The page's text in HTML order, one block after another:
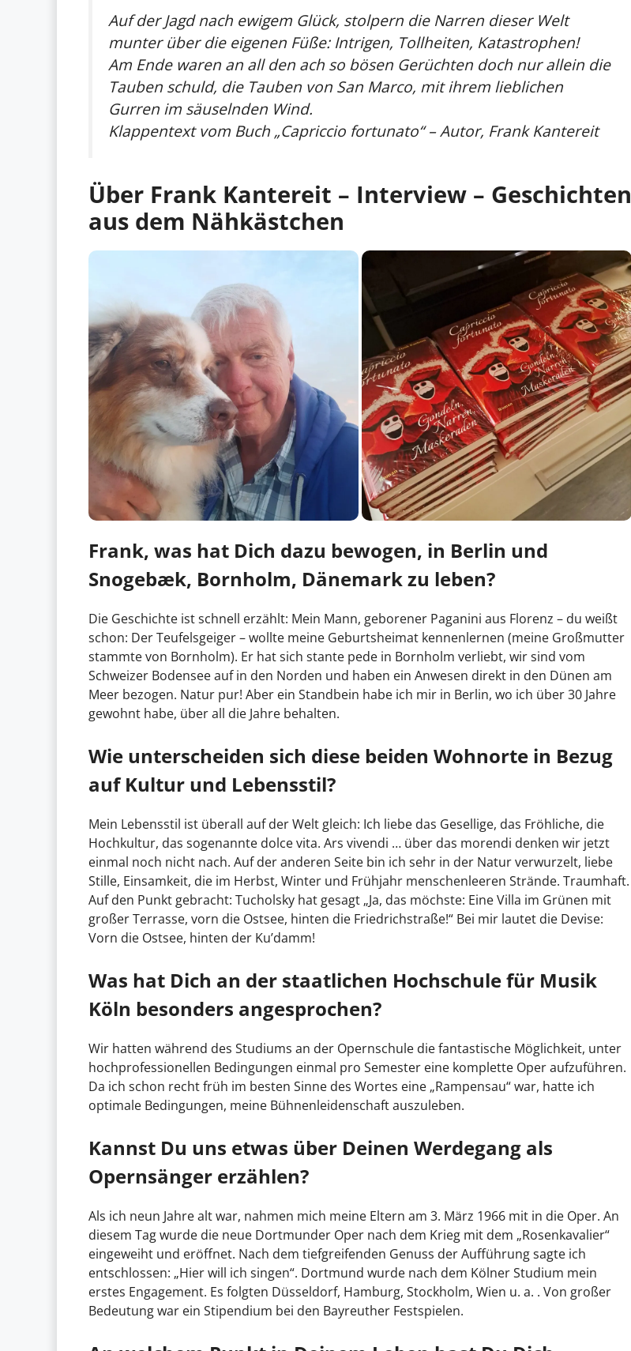
Auf der Jagd nach ewigem Glück, stolpern die Narren dieser Welt
munter über die eigenen Füße: Intrigen, Tollheiten, Katastrophen!
Am Ende waren an all den ach so bösen Gerüchten doch nur allein die
Tauben schuld, die Tauben von San Marco, mit ihrem lieblichen
Gurren im säuselnden Wind.
Klappentext vom Buch „Capriccio fortunato“ – Autor, Frank Kantereit
Über Frank Kantereit – Interview – Geschichten
aus dem Nähkästchen
Frank, was hat Dich dazu bewogen, in Berlin und
Snogebæk, Bornholm, Dänemark zu leben?
Die Geschichte ist schnell erzählt: Mein Mann, geborener Paganini aus Florenz – du weißt
schon: Der Teufelsgeiger – wollte meine Geburtsheimat kennenlernen (meine Großmutter
stammte von Bornholm). Er hat sich stante pede in Bornholm verliebt, wir sind vom
Schweizer Bodensee auf in den Norden und haben ein Anwesen direkt in den Dünen am
Meer bezogen. Natur pur! Aber ein Standbein habe ich mir in Berlin, wo ich über 30 Jahre
gewohnt habe, über all die Jahre behalten.
Wie unterscheiden sich diese beiden Wohnorte in Bezug
auf Kultur und Lebensstil?
Mein Lebensstil ist überall auf der Welt gleich: Ich liebe das Gesellige, das Fröhliche, die
Hochkultur, das sogenannte dolce vita. Ars vivendi … über das morendi denken wir jetzt
einmal noch nicht nach. Auf der anderen Seite bin ich sehr in der Natur verwurzelt, liebe
Stille, Einsamkeit, die im Herbst, Winter und Frühjahr menschenleeren Strände. Traumhaft.
Auf den Punkt gebracht: Tucholsky hat gesagt „Ja, das möchste: Eine Villa im Grünen mit
großer Terrasse, vorn die Ostsee, hinten die Friedrichstraße!“ Bei mir lautet die Devise:
Vorn die Ostsee, hinten der Ku’damm!
Was hat Dich an der staatlichen Hochschule für Musik
Köln besonders angesprochen?
Wir hatten während des Studiums an der Opernschule die fantastische Möglichkeit, unter
hochprofessionellen Bedingungen einmal pro Semester eine komplette Oper aufzuführen.
Da ich schon recht früh im besten Sinne des Wortes eine „Rampensau“ war, hatte ich
optimale Bedingungen, meine Bühnenleidenschaft auszuleben.
Kannst Du uns etwas über Deinen Werdegang als
Opernsänger erzählen?
Als ich neun Jahre alt war, nahmen mich meine Eltern am 3. März 1966 mit in die Oper. An
diesem Tag wurde die neue Dortmunder Oper nach dem Krieg mit dem „Rosenkavalier“
eingeweiht und eröffnet. Nach dem tiefgreifenden Genuss der Aufführung sagte ich
entschlossen: „Hier will ich singen“. Dortmund wurde nach dem Kölner Studium mein
erstes Engagement. Es folgten Düsseldorf, Hamburg, Stockholm, Wien u. a. . Von großer
Bedeutung war ein Stipendium bei den Bayreuther Festspielen.